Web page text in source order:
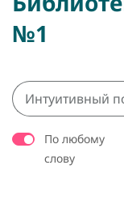
№1
По любому
слову